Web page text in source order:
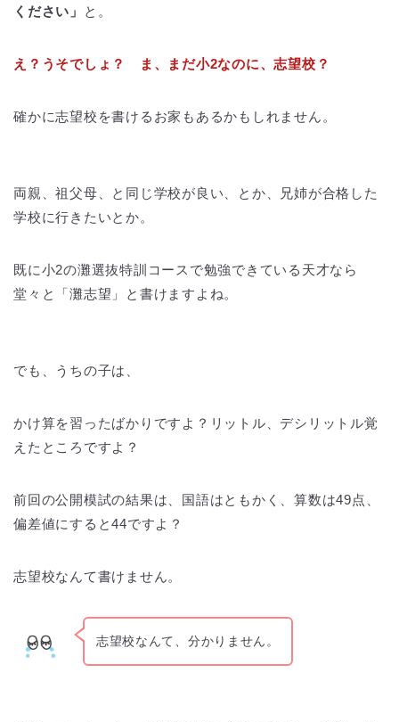
ください」 と。
え？うそでしょ？ ま、まだ小2なのに、志望校？
確かに志望校を書けるお家もあるかもしれません。
両親、祖父母、と同じ学校が良い、とか、兄姉が合格した
学校に行きたいとか。
既に小2の灘選抜特訓コースで勉強できている天才なら
堂々と「灘志望」と書けますよね。
でも、うちの子は、
かけ算を習ったばかりですよ？リットル、デシリットル覚
えたところですよ？
前回の公開模試の結果は、国語はともかく、算数は49点、
偏差値にすると44ですよ？
志望校なんて書けません。
志望校なんて、分かりません。